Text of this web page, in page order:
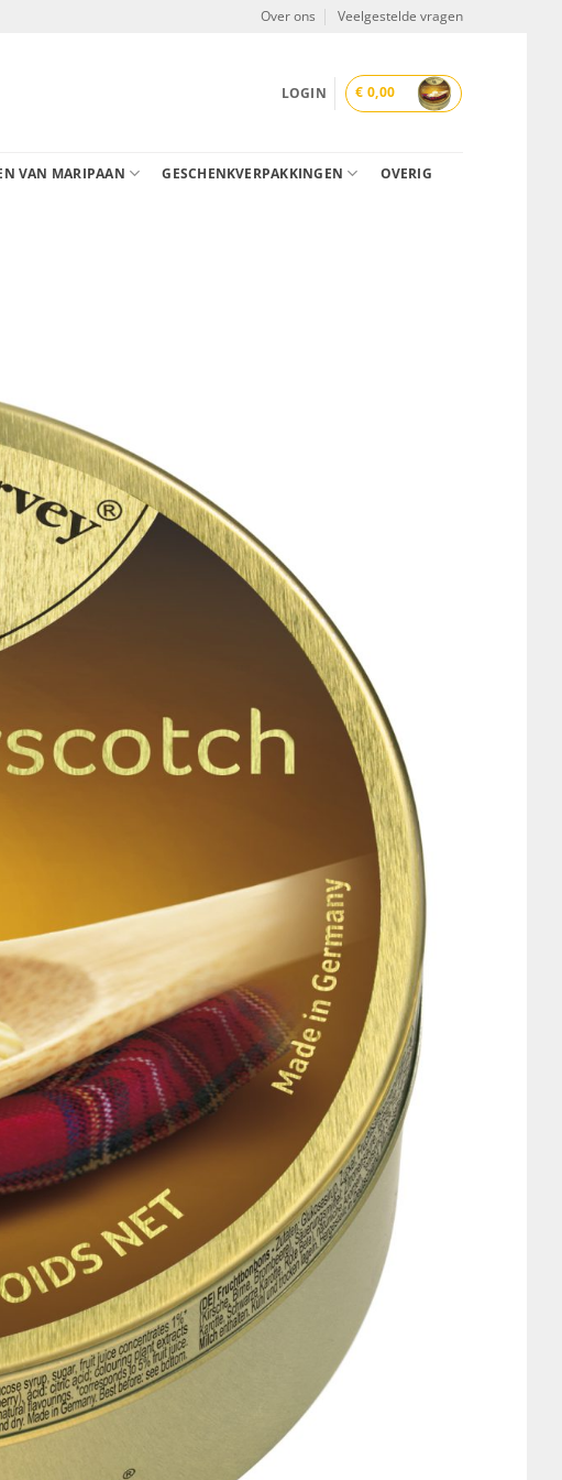
Over ons Veelgestelde vragen
LOGIN € 0,00
VAN MARIPAAN GESCHENKVERPAKKINGEN OVERIG